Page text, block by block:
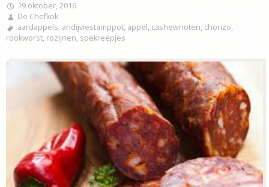
19 oktober, 2016
De Chefkok
aardappels, andijviestamppot, appel, cashewnoten, chorizo,
rookworst, rozijnen, spekreepjes